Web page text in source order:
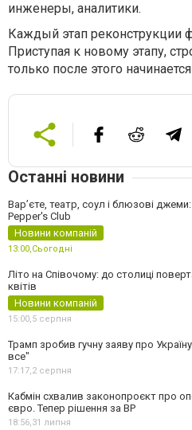
инженеры, аналитики.
Каждый этап реконструкции
Приступая к новому этапу,
только после этого
Останні новини
Вар’єте, театр, соул і блюзові
Pepper's Club
Новини компаній
13:00,Сьогодні
Літо на Співочому: до столиці
квітів
Новини компаній
15:00,5 серпня
Трамп зробив гучну заяву про
все"
17:17,2 серпня
Кабмін схвалив законопроєкт про
євро. Тепер рішення за ВР
18:56,31 липня